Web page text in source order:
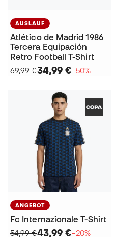
AUSLAUF
Atlético de Madrid 1986
Tercera Equipación
Retro Football T-Shirt
69,99 €34,99 €−50%
ANGEBOT
Fc Internazionale T-Shirt
54,99 €43,99 €−20%